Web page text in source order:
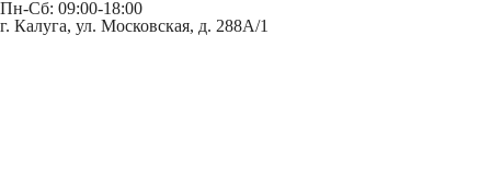
Пн-Сб: 09:00-18:00
г. Калуга, ул. Московская, д. 288А/1